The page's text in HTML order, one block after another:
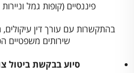
פיננסיים (קופות גמל
בהתקשרות עם עורך דין
שירותים משפטיים
סיוע בבקשת ביטול